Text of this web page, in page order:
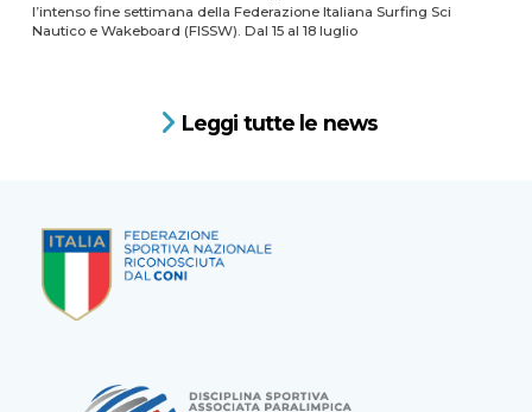
l’intenso fine settimana della Federazione Italiana Surfing Sci
Nautico e Wakeboard (FISSW). Dal 15 al 18 luglio
Leggi tutte le news